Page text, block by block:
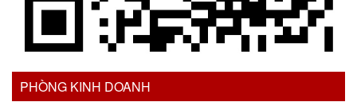
PHÒNG KINH DOANH